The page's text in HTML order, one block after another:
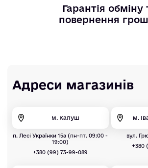
Гарантія обміну
повернення
Адреси магазинів
м. Калуш
п. Лесі Українки 15а (пн-пт. 09:00 -
19:00)
+380 (99) 73-99-089
м.
вул.
+380